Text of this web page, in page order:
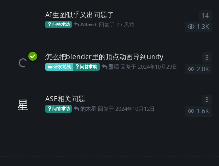
AI生图似乎又出问题了
问答求助 Albert 回复于 25 天前 1.3K
14
怎么把blender里的顶点动画导到unity
研发前线 问答求助 墨泪回复于 2024年10月29日 2.0K
3
星 ASE相关问题
问答求助 的木星 回复于 2024年10月12日 1.6K
3